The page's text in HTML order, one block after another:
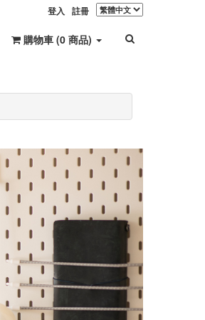
登入 註冊
購物車 (0 商品)